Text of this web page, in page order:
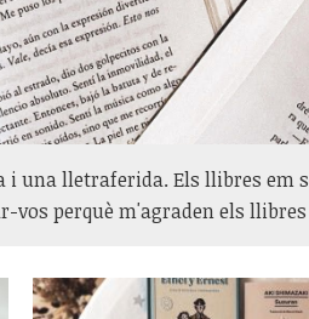
i una lletraferida. Els llibres
perquè m'agraden els llibres